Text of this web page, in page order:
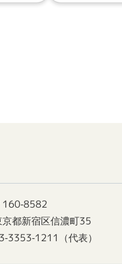
160-8582
京都新宿区信濃町35
3353-1211（代表）